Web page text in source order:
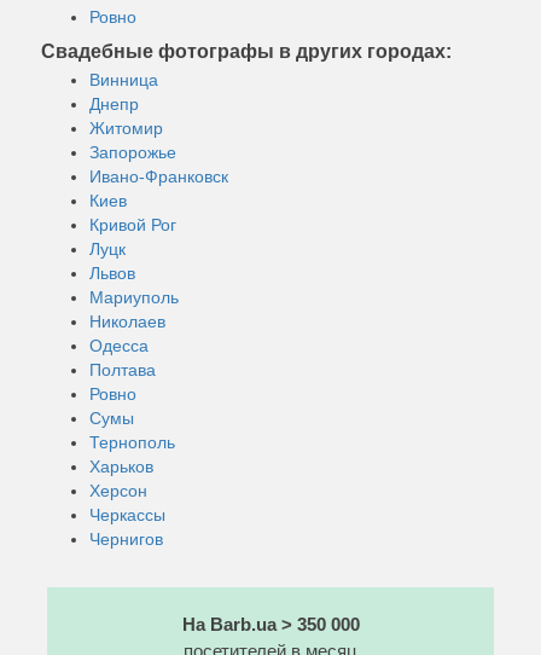
Ровно
Свадебные фотографы в других городах:
Винница
Днепр
Житомир
Запорожье
Ивано-Франковск
Киев
Кривой Рог
Луцк
Львов
Мариуполь
Николаев
Одесса
Полтава
Ровно
Сумы
Тернополь
Харьков
Херсон
Черкассы
Чернигов
На Barb.ua > 350 000
посетителей в месяц